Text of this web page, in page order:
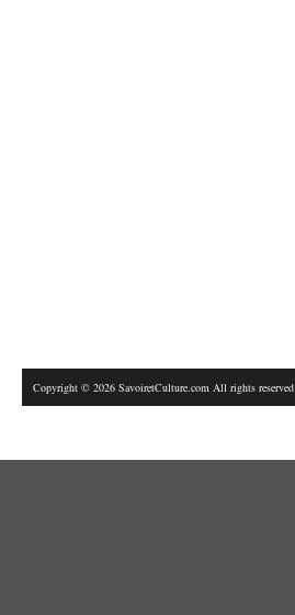
Copyright © 2026 SavoiretCulture.com All rights reserved